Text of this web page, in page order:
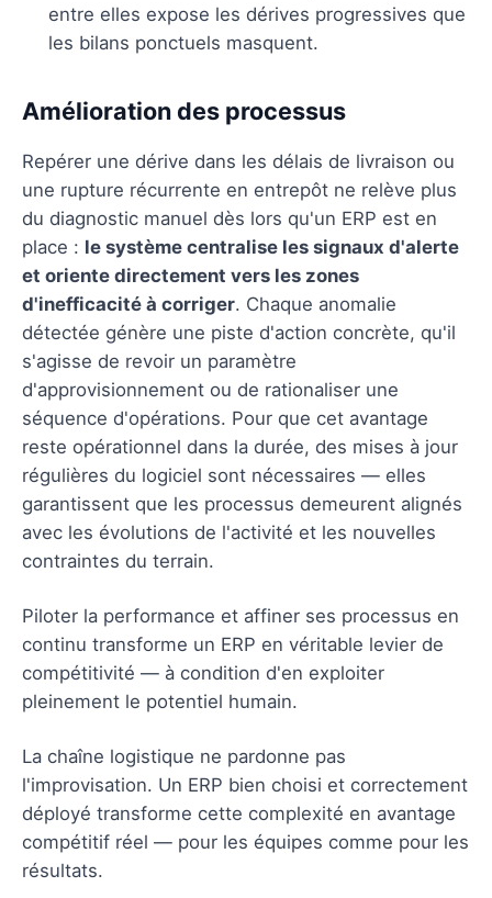
entre elles expose les dérives progressives que
les bilans ponctuels masquent.
Amélioration des processus
Repérer une dérive dans les délais de livraison ou
une rupture récurrente en entrepôt ne relève plus
du diagnostic manuel dès lors qu'un ERP est en
place : le système centralise les signaux d'alerte
et oriente directement vers les zones
d'inefficacité à corriger. Chaque anomalie
détectée génère une piste d'action concrète, qu'il
s'agisse de revoir un paramètre
d'approvisionnement ou de rationaliser une
séquence d'opérations. Pour que cet avantage
reste opérationnel dans la durée, des mises à jour
régulières du logiciel sont nécessaires — elles
garantissent que les processus demeurent alignés
avec les évolutions de l'activité et les nouvelles
contraintes du terrain.
Piloter la performance et affiner ses processus en
continu transforme un ERP en véritable levier de
compétitivité — à condition d'en exploiter
pleinement le potentiel humain.
La chaîne logistique ne pardonne pas
l'improvisation. Un ERP bien choisi et correctement
déployé transforme cette complexité en avantage
compétitif réel — pour les équipes comme pour les
résultats.